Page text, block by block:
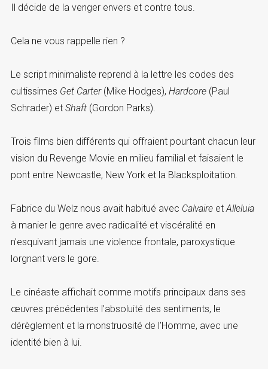
Il décide de la venger envers et contre tous.
Cela ne vous rappelle rien ?
Le script minimaliste reprend à la lettre les codes des
cultissimes Get Carter(Mike Hodges), Hardcore(Paul
Schrader) et Shaft(Gordon Parks).
Trois films bien différents qui offraient pourtant chacun leur
vision du Revenge Movie en milieu familial et faisaient le
pont entre Newcastle, New York et la Blacksploitation.
Fabrice du Welz nous avait habitué avec Calvaireet Alleluia
à manier le genre avec radicalité et viscéralité en
n’esquivant jamais une violence frontale, paroxystique
lorgnant vers le gore.
Le cinéaste affichait comme motifs principaux dans ses
œuvres précédentes l’absoluité des sentiments, le
dérèglement et la monstruosité de l’Homme, avec une
identité bien à lui.